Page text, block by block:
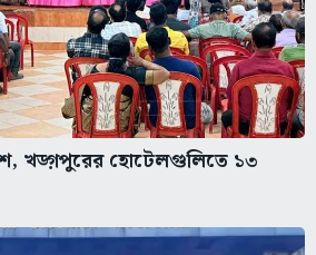
খড়্গপুরের হোটেলগুলিতে ১৩